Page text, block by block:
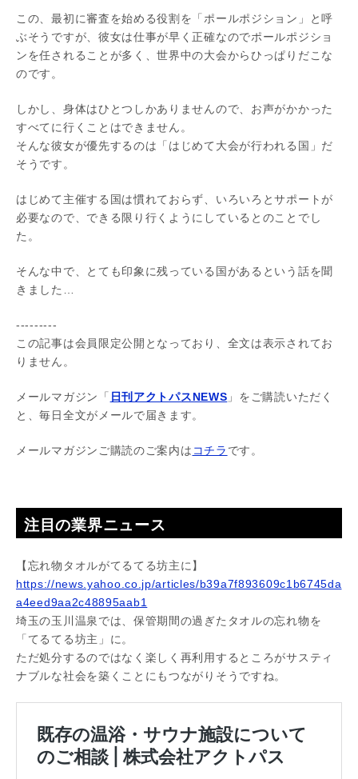
この、最初に審査を始める役割を「ポールポジション」と呼
ぶそうですが、彼女は仕事が早く正確なのでポールポジショ
ンを任されることが多く、世界中の大会からひっぱりだこな
のです。
しかし、身体はひとつしかありませんので、お声がかかった
すべてに行くことはできません。
そんな彼女が優先するのは「はじめて大会が行われる国」だ
そうです。
はじめて主催する国は慣れておらず、いろいろとサポートが
必要なので、できる限り行くようにしているとのことでし
た。
そんな中で、とても印象に残っている国があるという話を聞
きました…
---------
この記事は会員限定公開となっており、全文は表示されてお
りません。
メールマガジン「 日刊アクトパスNEWS 」をご購読いただく
と、毎日全文がメールで届きます。
メールマガジンご購読のご案内は コチラ です。
注目の業界ニュース
【忘れ物タオルがてるてる坊主に】
https://news.yahoo.co.jp/articles/b39a7f893609c1b6745da
a4eed9aa2c48895aab1
埼玉の玉川温泉では、保管期間の過ぎたタオルの忘れ物を
「てるてる坊主」に。
ただ処分するのではなく楽しく再利用するところがサスティ
ナブルな社会を築くことにもつながりそうですね。